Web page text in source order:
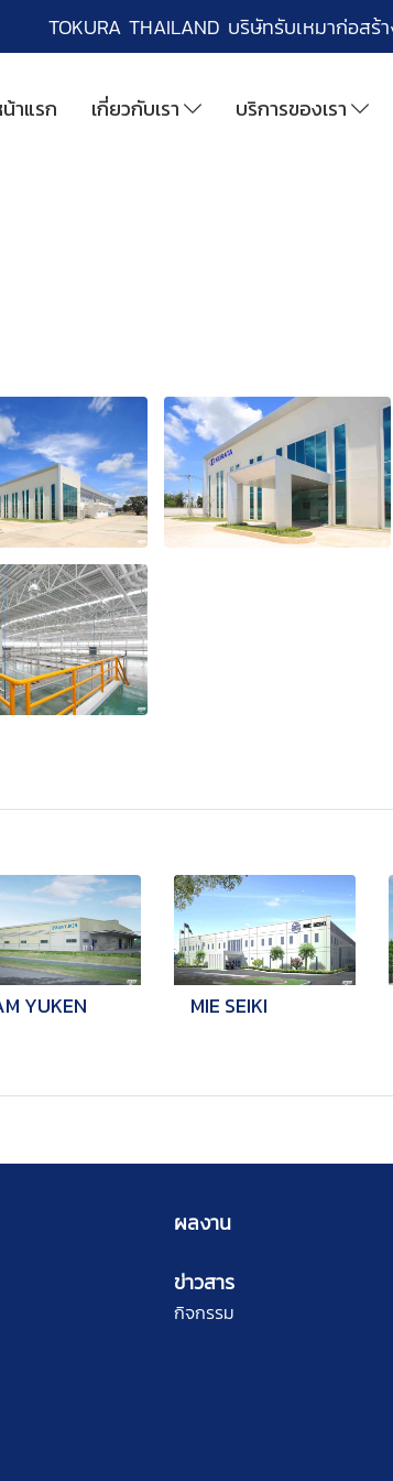
TOKURA THAILAND บริษัทรับเหมาก่อส
าแรก เกี่ยวกับเรา บริการของเรา
YUKEN MIE SEIKI
ผลงาน
ข่าวสาร
กิจกรรม